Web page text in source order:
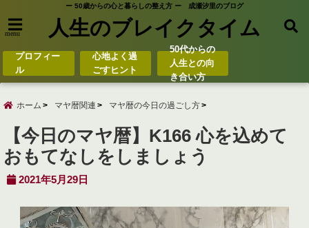
ー 50歳からの心と暮らしの整え方 ー 成瀬汐里のブログ
menu 人生のブレイクタイム
プロフィー
ル
心地よく過
ごすヒント
50代からの
人生との向
き合い方
ホーム マヤ暦関連 マヤ暦の今日の過ごし方
【今日のマヤ暦】K166 心を込めて
おもてなしをしましょう
2021年5月29日